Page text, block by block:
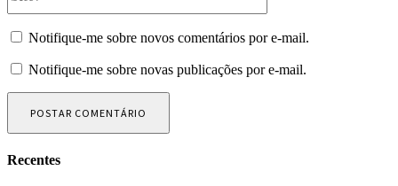
Notifique-me sobre novos comentários por e-mail.
Notifique-me sobre novas publicações por e-mail.
Recentes